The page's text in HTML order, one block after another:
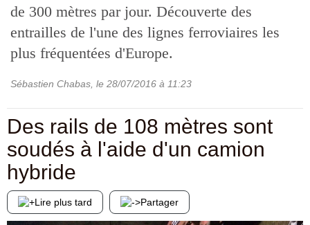
de 300 mètres par jour. Découverte des
entrailles de l'une des lignes ferroviaires les
plus fréquentées d'Europe.
Sébastien Chabas , le 28/07/2016 à 11:23
Des rails de 108 mètres sont
soudés à l'aide d'un camion
hybride
Lire plus tard Partager